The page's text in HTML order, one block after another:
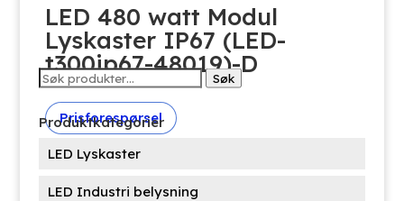
LED 480 watt Modul
Lyskaster IP67 (LED-
t300ip67-48019)-D
Prisforespørsel
Søk
etter:
Søk
Produktkategorier
LED Lyskaster
LED Industri belysning